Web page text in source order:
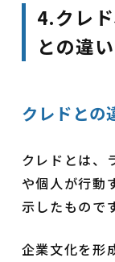
4.クレ
との違い
クレドとの
クレドとは、
や個人が行動
示したものです
企業文化を形